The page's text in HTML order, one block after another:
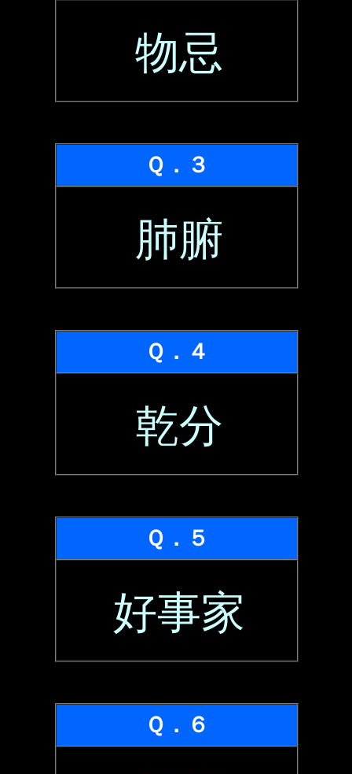
物忌
Ｑ．３
肺腑
Ｑ．４
乾分
Ｑ．５
好事家
Ｑ．６